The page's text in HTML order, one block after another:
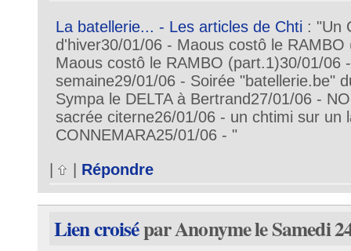
La batellerie... - Les articles de Chti : "Un
d'hiver30/01/06 - Maous costô le
Maous costô le RAMBO (part.1)30/01/06
semaine29/01/06 - Soirée "batellerie.be"
Sympa le DELTA à Bertrand27/01/06 -
sacrée citerne26/01/06 - un chtimi sur un
CONNEMARA25/01/06 - "
Répondre
Lien croisépar Anonyme le Samedi